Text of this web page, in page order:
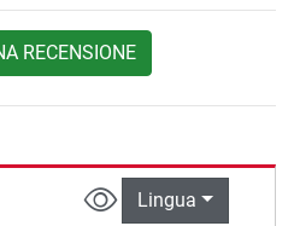
RECENSIONE
Lingua